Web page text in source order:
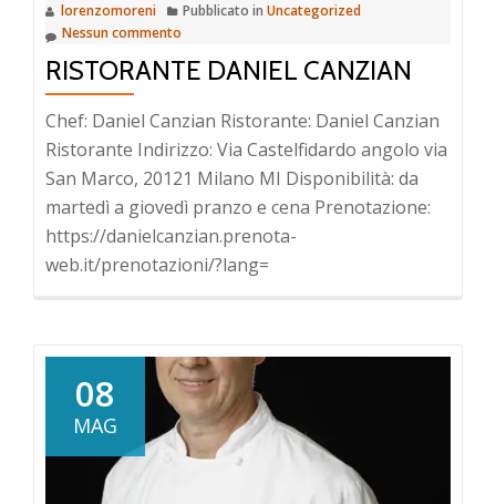
lorenzomoreni Pubblicato in Uncategorized
Nessun commento
RISTORANTE DANIEL CANZIAN
Chef: Daniel Canzian Ristorante: Daniel Canzian
Ristorante Indirizzo: Via Castelfidardo angolo via
San Marco, 20121 Milano MI Disponibilità: da
martedì a giovedì pranzo e cena Prenotazione:
https://danielcanzian.prenota-
web.it/prenotazioni/?lang=
08
MAG